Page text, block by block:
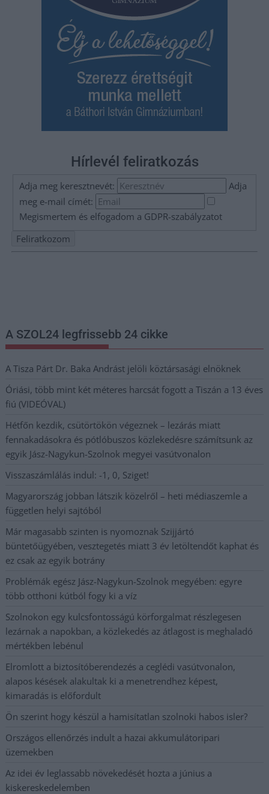
Hírlevél feliratkozás
Adja meg keresztnevét:
Adja
meg e-mail címét:
Megismertem és elfogadom a GDPR-szabályzatot
A SZOL24 legfrissebb 24 cikke
A Tisza Párt Dr. Baka Andrást jelöli köztársasági elnöknek
Óriási, több mint két méteres harcsát fogott a Tiszán a 13 éves
fiú (VIDEÓVAL)
Hétfőn kezdik, csütörtökön végeznek – lezárás miatt
fennakadásokra és pótlóbuszos közlekedésre számítsunk az
egyik Jász-Nagykun-Szolnok megyei vasútvonalon
Visszaszámlálás indul: -1, 0, Sziget!
Magyarország jobban látszik közelről – heti médiaszemle a
független helyi sajtóból
Már magasabb szinten is nyomoznak Szijjártó
büntetőügyében, vesztegetés miatt 3 év letöltendőt kaphat és
ez csak az egyik botrány
Problémák egész Jász-Nagykun-Szolnok megyében: egyre
több otthoni kútból fogy ki a víz
Szolnokon egy kulcsfontosságú körforgalmat részlegesen
lezárnak a napokban, a közlekedés az átlagost is meghaladó
mértékben lebénul
Elromlott a biztosítóberendezés a ceglédi vasútvonalon,
alapos késések alakultak ki a menetrendhez képest,
kimaradás is előfordult
Ön szerint hogy készül a hamisítatlan szolnoki habos isler?
Országos ellenőrzés indult a hazai akkumulátoripari
üzemekben
Az idei év leglassabb növekedését hozta a június a
kiskereskedelemben